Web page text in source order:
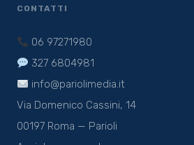
CONTATTI
06 97271980
327 6804981
info@pariolimedia.it
Via Domenico Cassini, 14
00197 Roma — Parioli